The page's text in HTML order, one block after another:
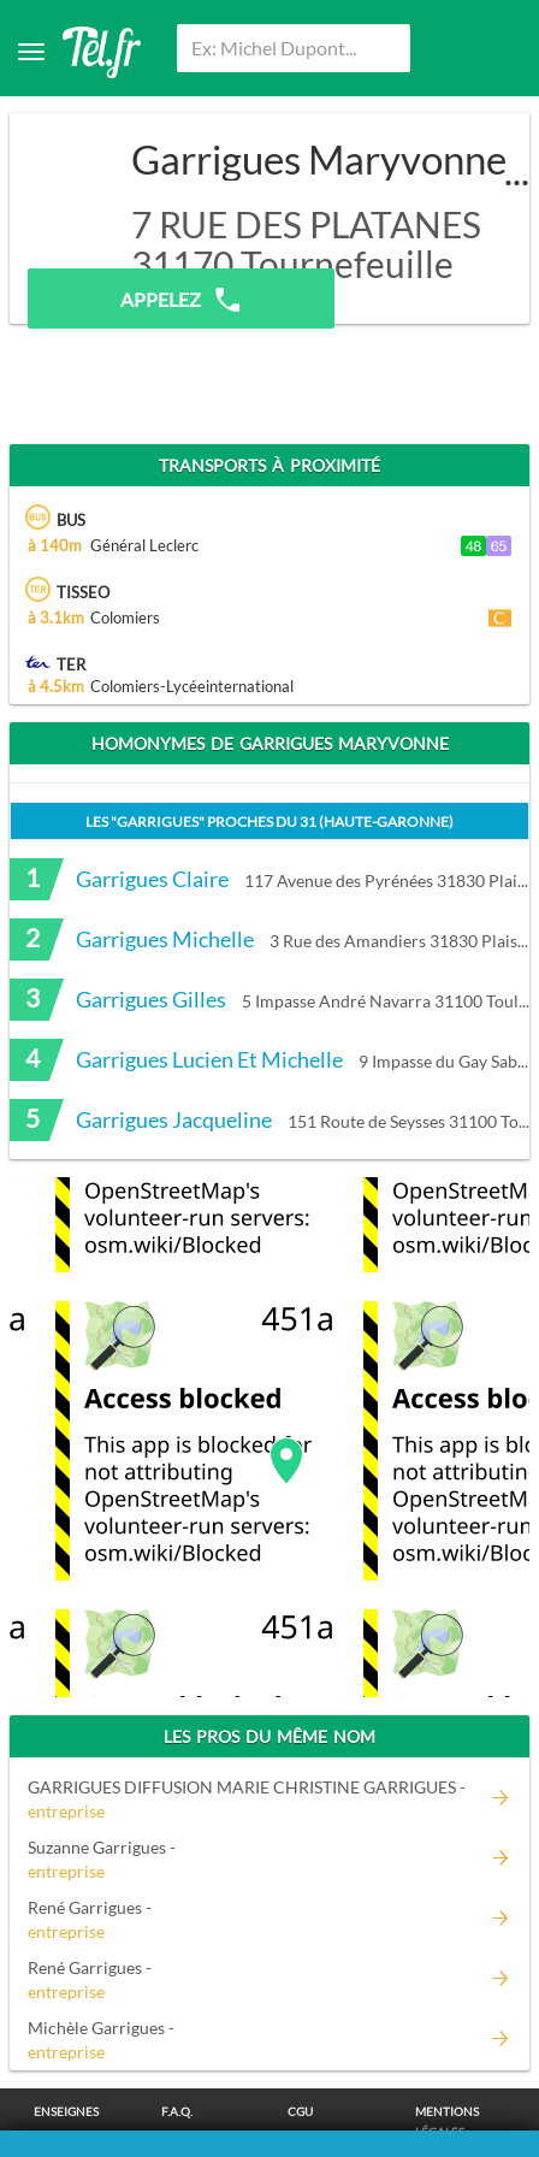
Garrigues Maryvonne
7 RUE DES PLATANES
31170Tournefeuille
APPELEZ
TRANSPORTS À PROXIMITÉ
BUS
à 140m Général Leclerc
TISSEO
à 3.1km Colomiers
TER
à 4.5km Colomiers-Lycéeinternational
HOMONYMES DE GARRIGUES MARYVONNE
LES "GARRIGUES" PROCHES DU31 (HAUTE-GARONNE)
1 Garrigues Claire 117 Avenue des Pyrénées 31830 Plaisance-du-Touch
2 Garrigues Michelle 3 Rue des Amandiers 31830 Plaisance-du-Touch
3 Garrigues Gilles 5 Impasse André Navarra 31100 Toulouse
4 Garrigues Lucien Et Michelle 9 Impasse du Gay Saber 31100 Toulouse
5 Garrigues Jacqueline 151 Route de Seysses 31100 Toulouse
LES PROS DU MÊME NOM
GARRIGUES DIFFUSION MARIE CHRISTINE GARRIGUES -
entreprise
Suzanne Garrigues -
entreprise
René Garrigues -
entreprise
René Garrigues -
entreprise
Michèle Garrigues -
entreprise
ENSEIGNES F.A.Q. CGU
MENTIONS
LÉGALES